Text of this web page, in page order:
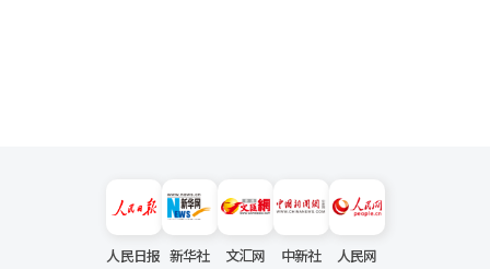
人民日报 新华社 文汇网 中新社 人民网